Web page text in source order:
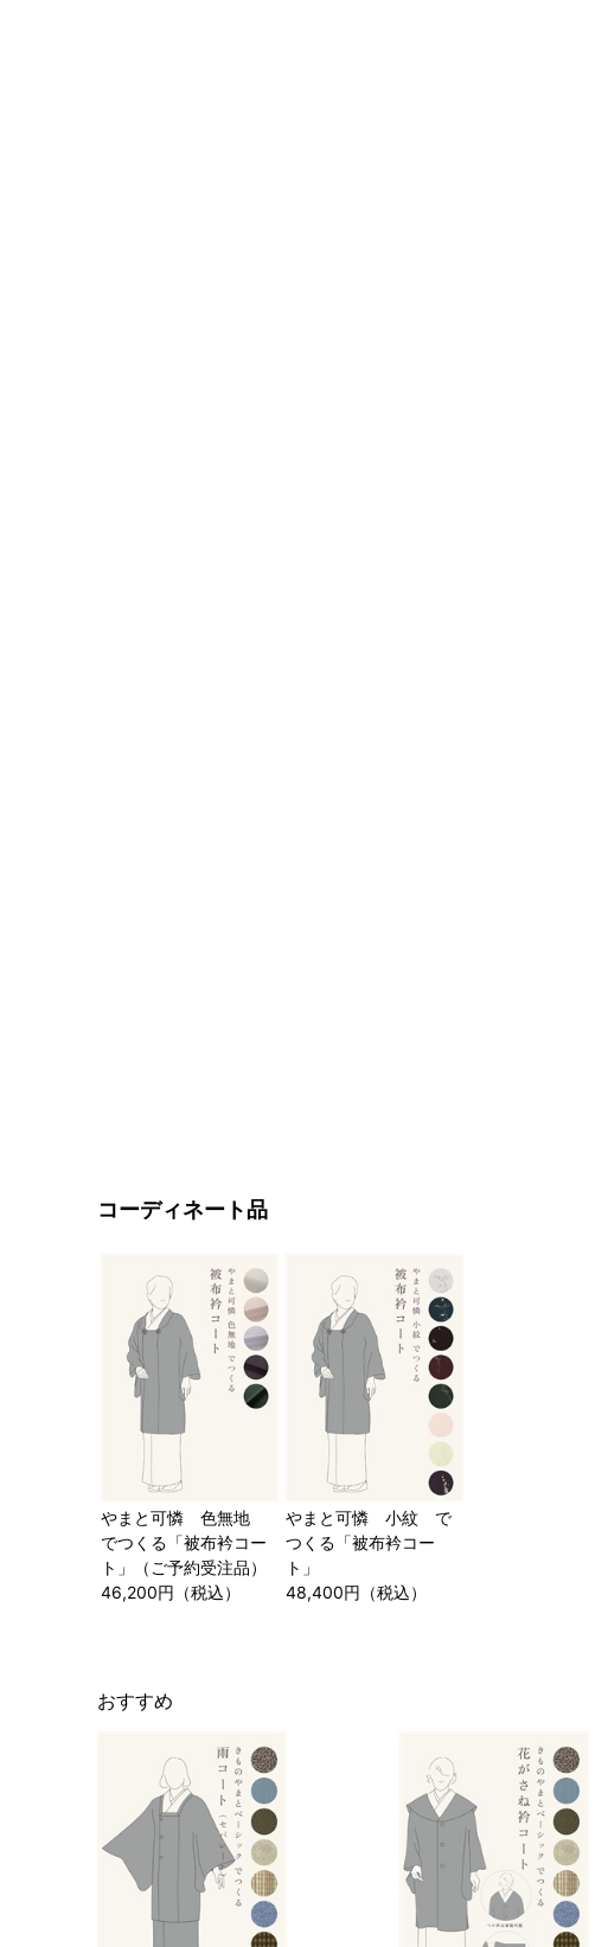
コーディネート品
やまと可憐 色無地
でつくる「被布衿コー
ト」（ご予約受注品）
46,200円（税込）
やまと可憐 小紋 で
つくる「被布衿コー
ト」
48,400円（税込）
おすすめ